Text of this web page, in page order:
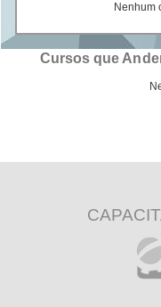
Nenhum
Cursos que